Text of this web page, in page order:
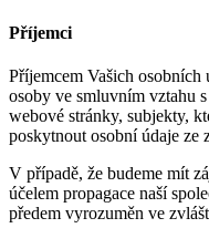
Příjemci
Příjemcem Vašich
osoby ve smluvním vztahu
webové stránky, subjekty,
poskytnout osobní údaje ze
V případě, že budeme mít
účelem propagace naší
předem vyrozuměn ve